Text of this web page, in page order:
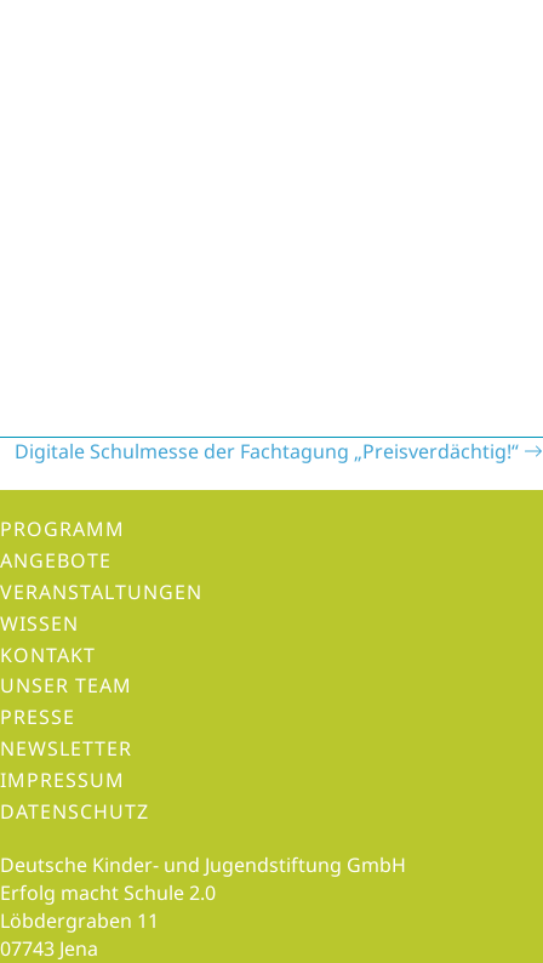
P
o
s
t
s
n
a
v
i
g
a
t
i
o
n
Digitale Schulmesse der Fachtagung „Preisverdächtig!“
PROGRAMM
ANGEBOTE
VERANSTALTUNGEN
WISSEN
KONTAKT
UNSER TEAM
PRESSE
NEWSLETTER
IMPRESSUM
DATENSCHUTZ
Deutsche Kinder- und Jugendstiftung GmbH
Erfolg macht Schule 2.0
Löbdergraben 11
07743 Jena